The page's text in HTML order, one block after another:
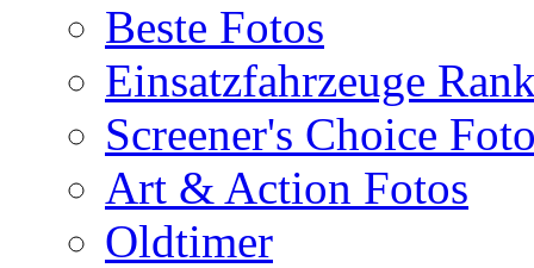
Beste Fotos
Einsatzfahrzeuge
Screener's Choice
Art & Action Fotos
Oldtimer